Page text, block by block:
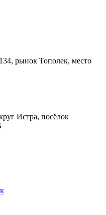
рынок Тополек, место
Истра, посёлок